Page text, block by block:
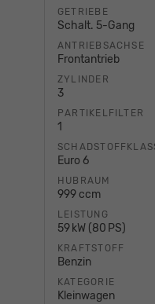
GETRIEBE
Schalt. 5-Gang
ANTRIEBSACHSE
Frontantrieb
ZYLINDER
3
PARTIKELFILTER
1
Euro 6
HUBRAUM
999 ccm
LEISTUNG
59 kW (80 PS)
KRAFTSTOFF
Benzin
KATEGORIE
Kleinwagen